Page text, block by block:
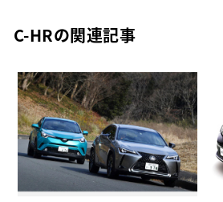
C-HRの関連記事